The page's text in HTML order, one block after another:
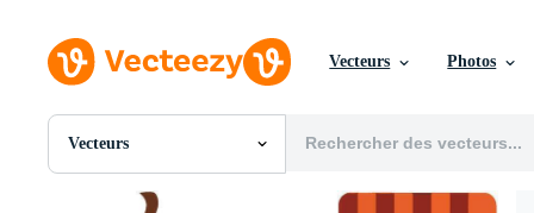
Vecteurs Photos
Vecteurs
Toutes Images
Photos